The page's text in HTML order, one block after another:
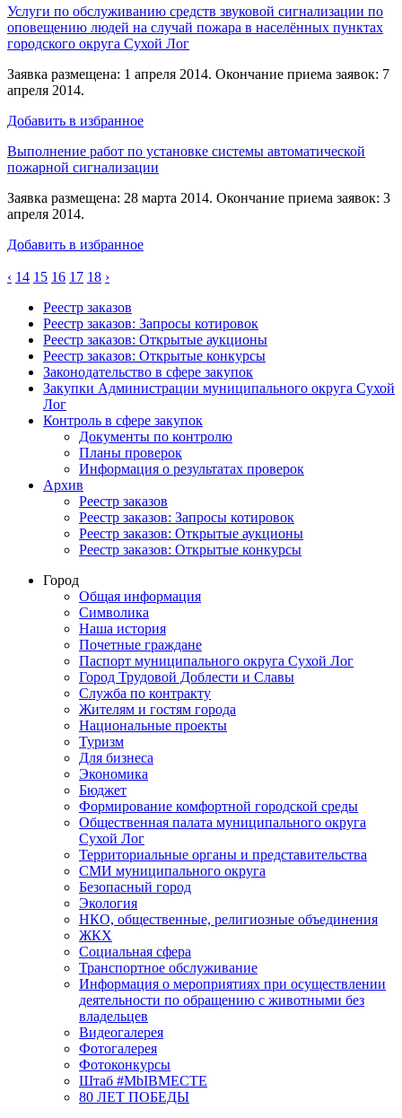
Услуги по обслуживанию средств звуковой сигнализации по
оповещению людей на случай пожара в населённых пунктах
городского округа Сухой Лог
Заявка размещена: 1 апреля 2014. Окончание приема заявок: 7
апреля 2014.
Добавить в избранное
Выполнение работ по установке системы автоматической
пожарной сигнализации
Заявка размещена: 28 марта 2014. Окончание приема заявок: 3
апреля 2014.
Добавить в избранное
‹ 14 15 16 17 18 ›
Реестр заказов
Реестр заказов: Запросы котировок
Реестр заказов: Открытые аукционы
Реестр заказов: Открытые конкурсы
Законодательство в сфере закупок
Закупки Администрации муниципального округа Сухой
Лог
Контроль в сфере закупок
Документы по контролю
Планы проверок
Информация о результатах проверок
Архив
Реестр заказов
Реестр заказов: Запросы котировок
Реестр заказов: Открытые аукционы
Реестр заказов: Открытые конкурсы
Город
Общая информация
Символика
Наша история
Почетные граждане
Паспорт муниципального округа Сухой Лог
Город Трудовой Доблести и Славы
Служба по контракту
Жителям и гостям города
Национальные проекты
Туризм
Для бизнеса
Экономика
Бюджет
Формирование комфортной городской среды
Общественная палата муниципального округа
Сухой Лог
Территориальные органы и представительства
СМИ муниципального округа
Безопасный город
Экология
НКО, общественные, религиозные объединения
ЖКХ
Социальная сфера
Транспортное обслуживание
Информация о мероприятиях при осуществлении
деятельности по обращению с животными без
владельцев
Видеогалерея
Фотогалерея
Фотоконкурсы
Штаб #MbIBMECTE
80 ЛЕТ ПОБЕДЫ